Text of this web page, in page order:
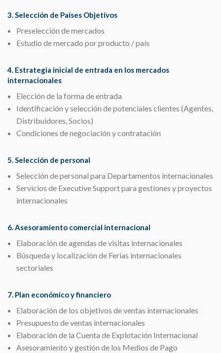
3. Selección de Países Objetivos
Preselección de mercados
Estudio de mercado por producto / país
4. Estrategia inicial de entrada en los mercados
internacionales
Elección de la forma de entrada
Identificación y selección de potenciales clientes (Agentes,
Distribuidores, Socios)
Condiciones de negociación y contratación
5. Selección de personal
Selección de personal para Departamentos internacionales
Servicios de Executive Support para gestiones y proyectos
internacionales
6. Asesoramiento comercial internacional
Elaboración de agendas de visitas internacionales
Búsqueda y localización de Ferias internacionales
sectoriales
7. Plan económico y financiero
Elaboración de los objetivos de ventas internacionales
Presupuesto de ventas internacionales
Elaboración de la Cuenta de Explotación Internacional
Asesoramiento y gestión de los Medios de Pago